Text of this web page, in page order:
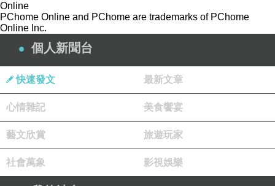
Online
PChome Online and PChome are trademarks of PChome
Online Inc.
個人新聞台
快速發文 最新文章
心情雜記 美食饗宴
藝文欣賞 旅遊玩家
社會萬象 影視娛樂